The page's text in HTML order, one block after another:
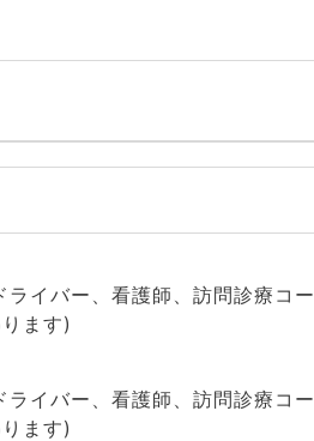
イバー、看護師、訪問診療コー
ます)
イバー、看護師、訪問診療コー
ます)